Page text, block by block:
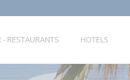
- RESTAURANTS HOTELS